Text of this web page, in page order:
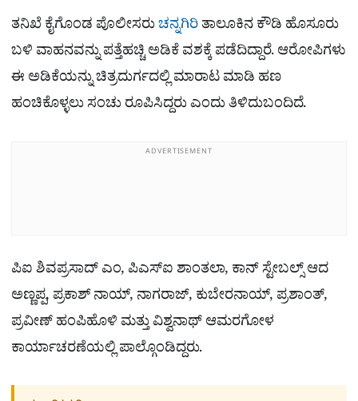
ತನಿಖೆ ಕೈಗೊಂಡ ಪೊಲೀಸರುಚನ್ನಗಿರಿತಾಲೂಕಿನ ಕೌಡಿ ಹೊಸೂರು
ಬಳಿ ವಾಹನವನ್ನು ಪತ್ತೆಹಚ್ಚಿ ಅಡಿಕೆ ವಶಕ್ಕೆ ಪಡೆದಿದ್ದಾರೆ. ಆರೋಪಿಗಳು
ಈ ಅಡಿಕೆಯನ್ನು ಚಿತ್ರದುರ್ಗದಲ್ಲಿ ಮಾರಾಟ ಮಾಡಿ ಹಣ
ಹಂಚಿಕೊಳ್ಳಲು ಸಂಚು ರೂಪಿಸಿದ್ದರು ಎಂದು ತಿಳಿದುಬಂದಿದೆ.
ADVERTISEMENT
ಪಿಐ ಶಿವಪ್ರಸಾದ್ ಎಂ, ಪಿಎಸ್‌ಐ ಶಾಂತಲಾ, ಕಾನ್ ಸ್ಟೇಬಲ್ಸ್ ಆದ
ಅಣ್ಣಪ್ಪ, ಪ್ರಕಾಶ್ ನಾಯ್, ನಾಗರಾಜ್, ಕುಬೇರನಾಯ್, ಪ್ರಶಾಂತ್,
ಪ್ರವೀಣ್ ಹಂಪಿಹೊಳಿ ಮತ್ತು ವಿಶ್ವನಾಥ್ ಆಮರಗೋಳ
ಕಾರ್ಯಾಚರಣೆಯಲ್ಲಿ ಪಾಲ್ಗೊಂಡಿದ್ದರು.